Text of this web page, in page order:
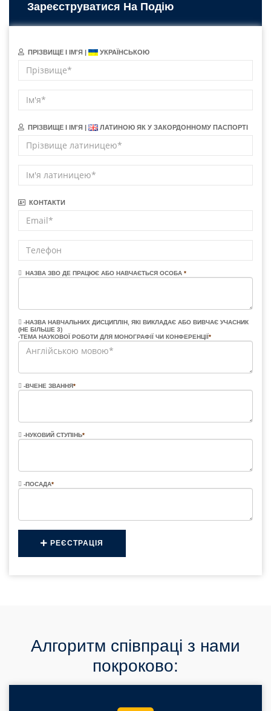
Зареєструватися На Подію
ПРІЗВИЩЕ І ІМ'Я | УКРАЇНСЬКОЮ
ПРІЗВИЩЕ І ІМ'Я | ЛАТИНОЮ ЯК У ЗАКОРДОННОМУ ПАСПОРТІ
КОНТАКТИ
НАЗВА ЗВО ДЕ ПРАЦЮЄ АБО НАВЧАЄТЬСЯ ОСОБА *
-НАЗВА НАВЧАЛЬНИХ ДИСЦИПЛІН, ЯКІ ВИКЛАДАЄ АБО ВИВЧАЄ УЧАСНИК
(НЕ БІЛЬШЕ 3)
-ТЕМА НАУКОВОЇ РОБОТИ ДЛЯ МОНОГРАФІЇ ЧИ КОНФЕРЕНЦІЇ*
-ВЧЕНЕ ЗВАННЯ*
-НУКОВИЙ СТУПІНЬ*
-ПОСАДА*
РЕЄСТРАЦІЯ
Алгоритм співпраці з нами
покроково: